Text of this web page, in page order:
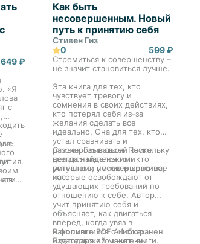
649 ₽
«Я
с
на
Как быть
несовершенным. Новый
путь к принятию себя
Стивен Гиз
0
599 ₽
Стремиться к совершенству –
не значит становиться лучше.
Эта книга для тех, кто
чувствует тревогу и
сомнения в своих действиях,
кто потерял себя из-за
желания сделать все
идеально. Она для тех, кто
устал сравнивать и
разочаровываться. Поскольку
всегда найдется тот, кто
успешнее, умнее и красивее
нас.
Стивен Гиз в своей книге
делится маленькими
ритуалами несовершенства,
которые освобождают от
удушающих требований по
отношению к себе. Автор
учит принятию себя и
объясняет, как двигаться
вперед, когда увяз в
накопившихся ошибках.
Благодаря его книге вы
В формате PDF A4 сохранен
издательский макет книги.